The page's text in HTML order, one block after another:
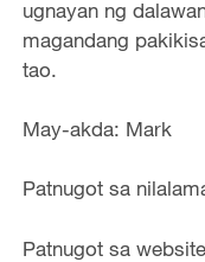
ugnayan ng
magandang
tao.
May-akda: Mark
Patnugot sa
Patnugot sa